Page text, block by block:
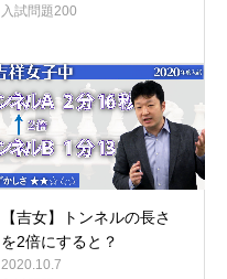
入試問題200
【吉女】トンネルの長さ
を2倍にすると？
2020.10.7